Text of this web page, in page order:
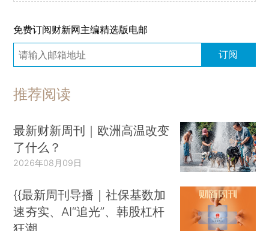
免费订阅财新网主编精选版电邮
订阅
推荐阅读
最新财新周刊｜欧洲高温改变
了什么？
2026年08月09日
{{最新周刊导播｜社保基数加
速夯实、AI“追光”、韩股杠杆